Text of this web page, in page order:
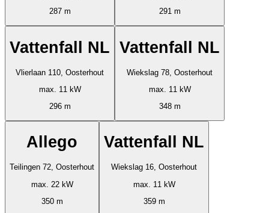
287 m
291 m
Vattenfall NL
Vlierlaan 110, Oosterhout
max. 11 kW
296 m
Vattenfall NL
Wiekslag 78, Oosterhout
max. 11 kW
348 m
Allego
Teilingen 72, Oosterhout
max. 22 kW
350 m
Vattenfall NL
Wiekslag 16, Oosterhout
max. 11 kW
359 m